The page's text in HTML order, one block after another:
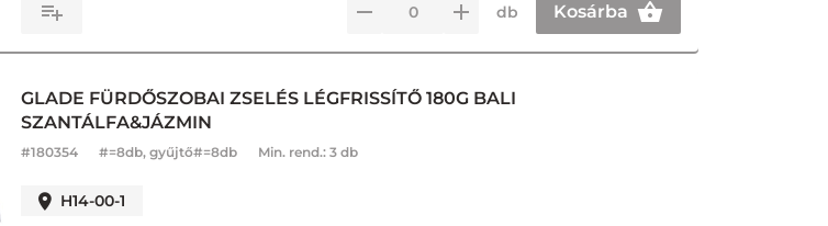
db Kosárba
GLADE FÜRDŐSZOBAI ZSELÉS LÉGFRISSÍTŐ 180G BALI
SZANTÁLFA&JÁZMIN
#180354 #=8db, gyűjtő#=8db Min. rend.: 3 db
H14-00-1